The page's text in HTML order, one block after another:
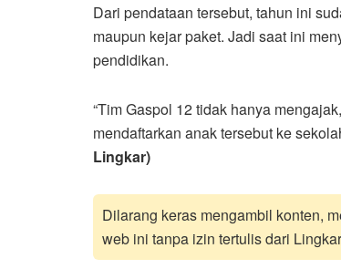
Dari pendataan tersebut, tahun ini
maupun kejar paket. Jadi saat ini
pendidikan.
“Tim Gaspol 12 tidak hanya
mendaftarkan anak tersebut ke
Lingkar)
Dilarang keras mengambil konten,
web ini tanpa izin tertulis dari